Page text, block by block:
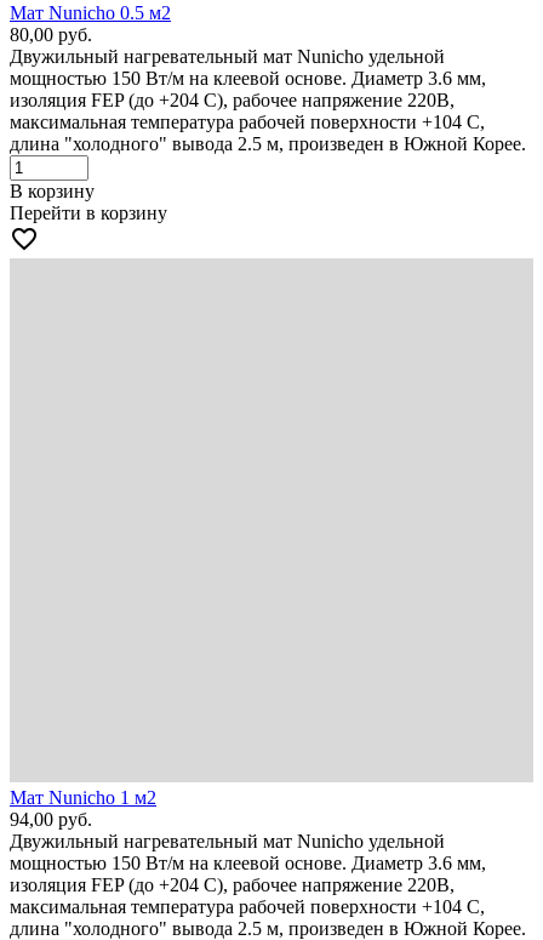
Мат Nunicho 0.5 м2
80,00 руб.
Двужильный нагревательный мат Nunicho удельной
мощностью 150 Вт/м на клеевой основе. Диаметр 3.6 мм,
изоляция FEP (до +204 С), рабочее напряжение 220В,
максимальная температура рабочей поверхности +104 С,
длина "холодного" вывода 2.5 м, произведен в Южной Корее.
В корзину
Перейти в корзину
favorite_border
Мат Nunicho 1 м2
94,00 руб.
Двужильный нагревательный мат Nunicho удельной
мощностью 150 Вт/м на клеевой основе. Диаметр 3.6 мм,
изоляция FEP (до +204 С), рабочее напряжение 220В,
максимальная температура рабочей поверхности +104 С,
длина "холодного" вывода 2.5 м, произведен в Южной Корее.